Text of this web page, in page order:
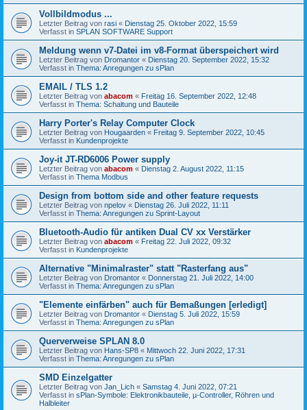
Vollbildmodus ...
Letzter Beitrag von rasi « Dienstag 25. Oktober 2022, 15:59
Verfasst in SPLAN SOFTWARE Support
Meldung wenn v7-Datei im v8-Format überspeichert wird
Letzter Beitrag von Dromantor « Dienstag 20. September 2022, 15:32
Verfasst in Thema: Anregungen zu sPlan
EMAIL / TLS 1.2
Letzter Beitrag von abacom « Freitag 16. September 2022, 12:48
Verfasst in Thema: Schaltung und Bauteile
Harry Porter's Relay Computer Clock
Letzter Beitrag von Hougaarden « Freitag 9. September 2022, 10:45
Verfasst in Kundenprojekte
Joy-it JT-RD6006 Power supply
Letzter Beitrag von abacom « Dienstag 2. August 2022, 11:15
Verfasst in Thema Modbus
Design from bottom side and other feature requests
Letzter Beitrag von npelov « Dienstag 26. Juli 2022, 11:11
Verfasst in Thema: Anregungen zu Sprint-Layout
Bluetooth-Audio für antiken Dual CV xx Verstärker
Letzter Beitrag von abacom « Freitag 22. Juli 2022, 09:32
Verfasst in Kundenprojekte
Alternative "Minimalraster" statt "Rasterfang aus"
Letzter Beitrag von Dromantor « Donnerstag 21. Juli 2022, 14:00
Verfasst in Thema: Anregungen zu sPlan
"Elemente einfärben" auch für Bemaßungen [erledigt]
Letzter Beitrag von Dromantor « Dienstag 5. Juli 2022, 15:59
Verfasst in Thema: Anregungen zu sPlan
Querverweise SPLAN 8.0
Letzter Beitrag von Hans-SP8 « Mittwoch 22. Juni 2022, 17:31
Verfasst in Thema: Anregungen zu sPlan
SMD Einzelgatter
Letzter Beitrag von Jan_Lich « Samstag 4. Juni 2022, 07:21
Verfasst in sPlan-Symbole: Elektronikbauteile, µ-Controller, Röhren und
Halbleiter